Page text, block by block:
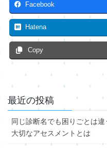
Facebook
Hatena
Copy
最近の投稿
同じ診断名でも困りごとは
大切なアセスメントとは